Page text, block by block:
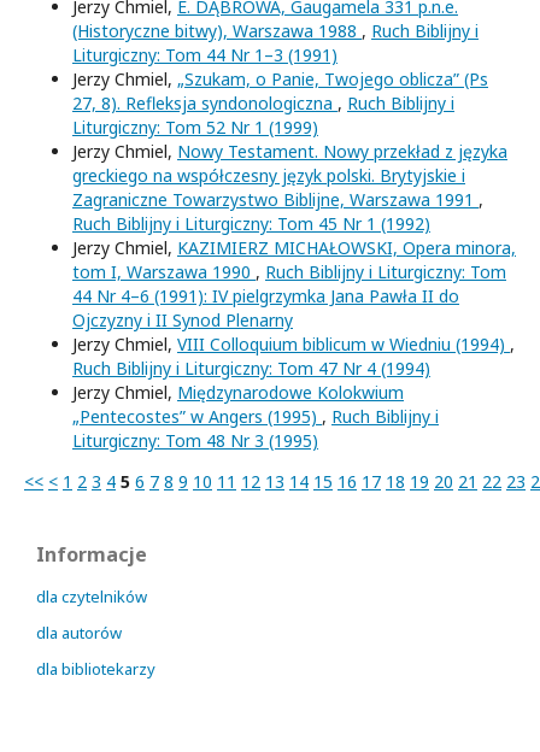
Jerzy Chmiel, E. DĄBROWA, Gaugamela 331 p.n.e.
(Historyczne bitwy), Warszawa 1988 , Ruch Biblijny i
Liturgiczny: Tom 44 Nr 1–3 (1991)
Jerzy Chmiel, „Szukam, o Panie, Twojego oblicza” (Ps
27, 8). Refleksja syndonologiczna , Ruch Biblijny i
Liturgiczny: Tom 52 Nr 1 (1999)
Jerzy Chmiel, Nowy Testament. Nowy przekład z języka
greckiego na współczesny język polski. Brytyjskie i
Zagraniczne Towarzystwo Biblijne, Warszawa 1991 ,
Ruch Biblijny i Liturgiczny: Tom 45 Nr 1 (1992)
Jerzy Chmiel, KAZIMIERZ MICHAŁOWSKI, Opera minora,
tom I, Warszawa 1990 , Ruch Biblijny i Liturgiczny: Tom
44 Nr 4–6 (1991): IV pielgrzymka Jana Pawła II do
Ojczyzny i II Synod Plenarny
Jerzy Chmiel, VIII Colloquium biblicum w Wiedniu (1994) ,
Ruch Biblijny i Liturgiczny: Tom 47 Nr 4 (1994)
Jerzy Chmiel, Międzynarodowe Kolokwium
„Pentecostes” w Angers (1995) , Ruch Biblijny i
Liturgiczny: Tom 48 Nr 3 (1995)
<< < 1 2 3 4 5 6 7 8 9 10 11 12 13 14 15 16 17 18 19 20 21 22 23
Informacje
dla czytelników
dla autorów
dla bibliotekarzy